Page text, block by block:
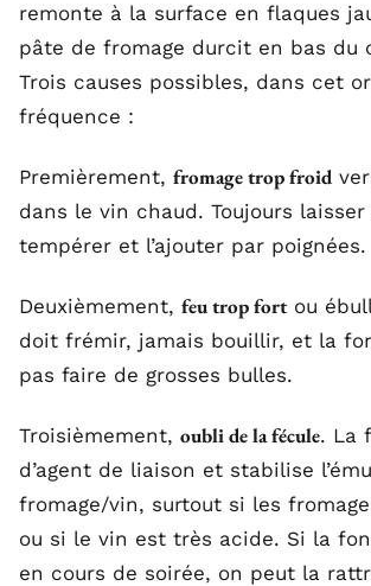
remonte à la surface en flaques
pâte de fromage durcit en bas du
Trois causes possibles, dans cet
fréquence :
Premièrement, fromage trop froid
dans le vin chaud. Toujours
tempérer et l’ajouter par poignées.
Deuxièmement, feu trop fortou
doit frémir, jamais bouillir, et la
pas faire de grosses bulles.
Troisièmement, oubli de la fécule. La
d’agent de liaison et stabilise
fromage/vin, surtout si les
ou si le vin est très acide. Si la
en cours de soirée, on peut la